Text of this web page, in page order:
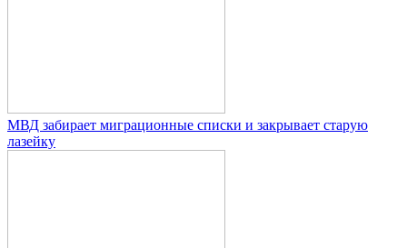
МВД забирает миграционные списки и закрывает старую
лазейку